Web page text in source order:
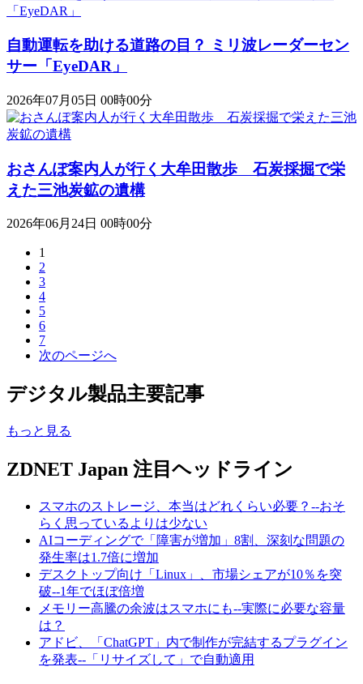
自動運転を助ける道路の目？ ミリ波レーダーセン
サー「EyeDAR」
2026年07月05日 00時00分
おさんぽ案内人が行く大牟田散歩 石炭採掘で栄
えた三池炭鉱の遺構
2026年06月24日 00時00分
1
2
3
4
5
6
7
次のページへ
デジタル製品主要記事
もっと見る
ZDNET Japan 注目ヘッドライン
スマホのストレージ、本当はどれくらい必要？--おそ
らく思っているよりは少ない
AIコーディングで「障害が増加」8割、深刻な問題の
発生率は1.7倍に増加
デスクトップ向け「Linux」、市場シェアが10％を突
破--1年でほぼ倍増
メモリー高騰の余波はスマホにも--実際に必要な容量
は？
アドビ、「ChatGPT」内で制作が完結するプラグイン
を発表--「リサイズして」で自動適用